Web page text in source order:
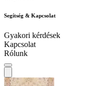
Segítség & Kapcsolat
Gyakori kérdések
Kapcsolat
Rólunk